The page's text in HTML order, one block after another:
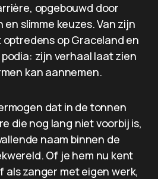
opgebouwd door
slimme keuzes. Van zijn
optredens op Graceland en
zijn verhaal laat zien
kan aannemen.
dat in de tonnen
die nog lang niet voorbij is,
naam binnen de
Of je hem nu kent
als zanger met eigen werk,